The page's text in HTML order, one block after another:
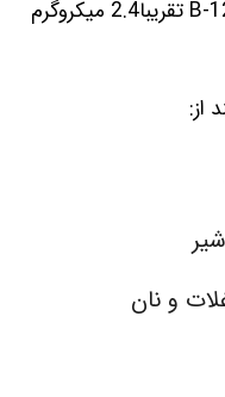
آن است. دوز توصیه شده ویتامین B-12 تقریبا2.4 میکروگرم
و نان